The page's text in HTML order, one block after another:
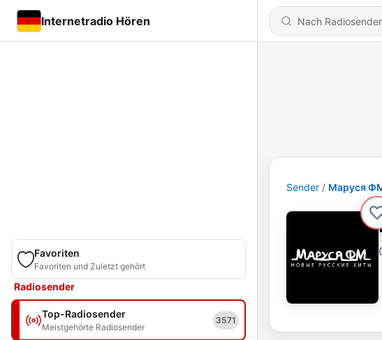
Internetradio Hören
Favoriten
Favoriten und Zuletzt gehört
Radiosender
Top-Radiosender
Meistgehörte Radiosender
3571
Sender Маруся